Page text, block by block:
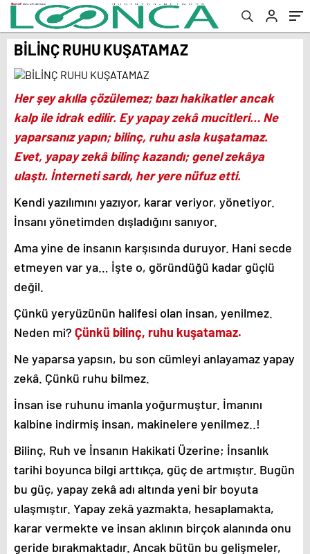
BİLİNÇ RUHU KUŞATAMAZ
Her şey akılla çözülemez; bazı hakikatler ancak
kalp ile idrak edilir. Ey yapay zekâ mucitleri… Ne
yaparsanız yapın; bilinç, ruhu asla kuşatamaz.
Evet, yapay zekâ bilinç kazandı; genel zekâya
ulaştı. İnterneti sardı, her yere nüfuz etti.
Kendi yazılımını yazıyor, karar veriyor, yönetiyor.
İnsanı yönetimden dışladığını sanıyor.
Ama yine de insanın karşısında duruyor. Hani secde
etmeyen var ya… İşte o, göründüğü kadar güçlü
değil.
Çünkü yeryüzünün halifesi olan insan, yenilmez.
Neden mi? Çünkü bilinç, ruhu kuşatamaz.
Ne yaparsa yapsın, bu son cümleyi anlayamaz yapay
zekâ. Çünkü ruhu bilmez.
İnsan ise ruhunu imanla yoğurmuştur. İmanını
kalbine indirmiş insan, makinelere yenilmez..!
Bilinç, Ruh ve İnsanın Hakikati Üzerine; İnsanlık
tarihi boyunca bilgi arttıkça, güç de artmıştır. Bugün
bu güç, yapay zekâ adı altında yeni bir boyuta
ulaşmıştır. Yapay zekâ yazmakta, hesaplamakta,
karar vermekte ve insan aklının birçok alanında onu
geride bırakmaktadır. Ancak bütün bu gelişmeler,